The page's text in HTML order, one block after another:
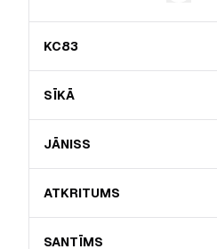
KC83
SĪKĀ
JĀNISS
ATKRITUMS
SANTĪMS